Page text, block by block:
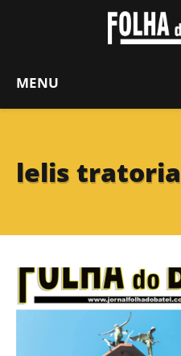
MENU
lelis tratoria